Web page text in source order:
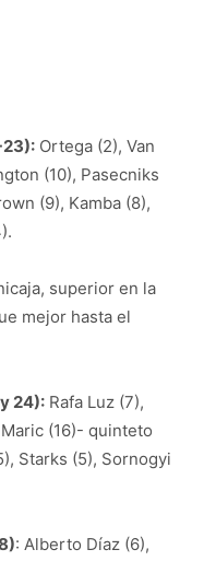
Ortega (2), Van
(10), Pasecniks
(9), Kamba (8),
superior en la
mejor hasta el
24): Rafa Luz (7),
(16)- quinteto
Starks (5), Sornogyi
: Alberto Díaz (6),